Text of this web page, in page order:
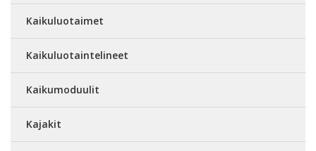
Kaikuluotaimet
Kaikuluotaintelineet
Kaikumoduulit
Kajakit